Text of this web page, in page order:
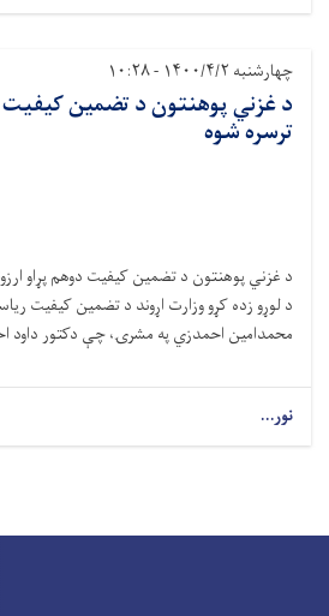
چهارشنبه ۱۴۰۰/۴/۲ - ۱۰:۲۸
د غزني پوهنتون د تضمین کیفیت
ترسره شوه
د غزني پوهنتون د تضمین کیفیت دوهم پړاو
د لوړو زده کړو وزارت اړوند د تضمین کیفیت
محمدامین احمدزي په مشرۍ، چې دکتور داود
نور...